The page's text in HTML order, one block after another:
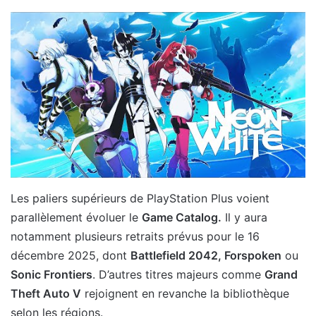
Les paliers supérieurs de PlayStation Plus voient
parallèlement évoluer le Game Catalog. Il y aura
notamment plusieurs retraits prévus pour le 16
décembre 2025, dont Battlefield 2042, Forspoken ou
Sonic Frontiers. D’autres titres majeurs comme Grand
Theft Auto V rejoignent en revanche la bibliothèque
selon les régions.